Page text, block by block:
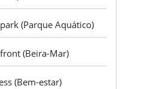
(Parque Aquático)
(Beira-Mar)
(Bem-estar)